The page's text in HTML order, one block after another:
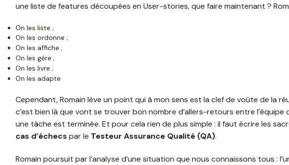
une liste de features découpées en User-stories, que faire maintenant ?
On les liste ;
On les ordonne ;
On les affiche ;
On les gère ;
On les livre ;
On les adapte
Cependant, Romain lève un point qui à mon sens est la clef de voûte de la
c’est bien là que vont se trouver bon nombre d’allers-retours entre
une tâche est terminée. Et pour cela rien de plus simple : il faut écrire les
cas d’échecs par le Testeur Assurance Qualité (QA).
Romain poursuit par l’analyse d’une situation que nous connaissons tous :